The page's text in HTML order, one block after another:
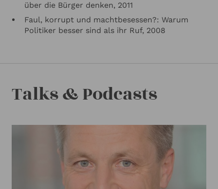
über die Bürger denken, 2011
Faul, korrupt und machtbesessen?: Warum
Politiker besser sind als ihr Ruf, 2008
Talks & Podcasts